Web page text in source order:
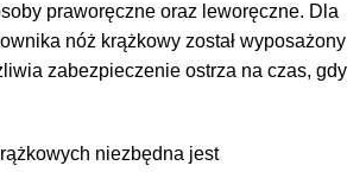
praworęczne oraz leworęczne. Dla
nóż krążkowy został wyposażony
zabezpieczenie ostrza na czas, gdy
niezbędna jest